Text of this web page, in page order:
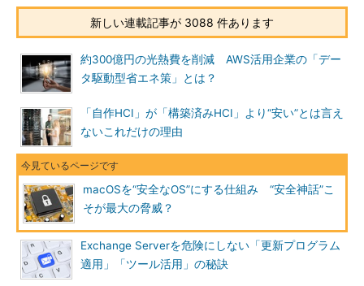
新しい連載記事が 3088 件あります
約300億円の光熱費を削減 AWS活用企業の「デー
タ駆動型省エネ策」とは？
「自作HCI」が「構築済みHCI」より“安い”とは言え
ないこれだけの理由
macOSを“安全なOS”にする仕組み “安全神話”こ
そが最大の脅威？
Exchange Serverを危険にしない「更新プログラム
適用」「ツール活用」の秘訣